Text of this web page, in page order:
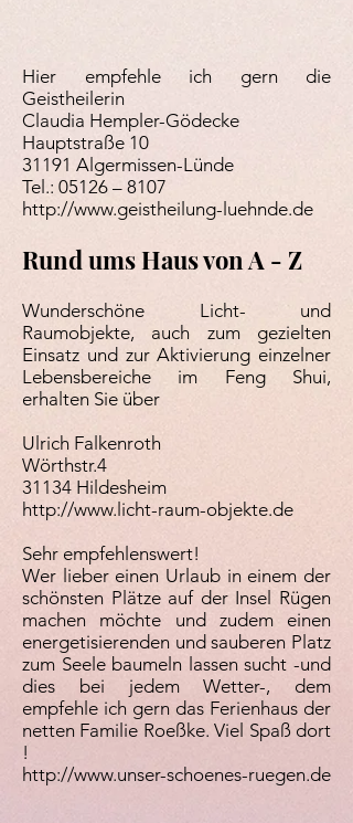
Hier empfehle ich gern die
Geistheilerin
Claudia Hempler-Gödecke
Hauptstraße 10
31191 Algermissen-Lünde
Tel.: 05126 – 8107
http://www.geistheilung-luehnde.de
Rund ums Haus von A - Z
Wunderschöne Licht- und
Raumobjekte, auch zum gezielten
Einsatz und zur Aktivierung einzelner
Lebensbereiche im Feng Shui,
erhalten Sie über
Ulrich Falkenroth
Wörthstr.4
31134 Hildesheim
http://www.licht-raum-objekte.de
Sehr empfehlenswert!
Wer lieber einen Urlaub in einem der
schönsten Plätze auf der Insel Rügen
machen möchte und zudem einen
energetisierenden und sauberen Platz
zum Seele baumeln lassen sucht -und
dies bei jedem Wetter-, dem
empfehle ich gern das Ferienhaus der
netten Familie Roeßke. Viel Spaß dort
!
http://www.unser-schoenes-ruegen.de